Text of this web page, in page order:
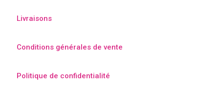
Livraisons
Conditions générales de vente
Politique de confidentialité